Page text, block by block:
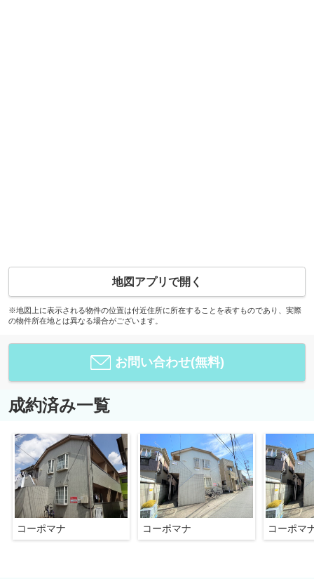
地図アプリで開く
※地図上に表示される物件の位置は付近住所に所在することを表すものであり、実際
の物件所在地とは異なる場合がございます。
お問い合わせ(無料)
成約済み一覧
コーポマナ コーポマナ コーポマ